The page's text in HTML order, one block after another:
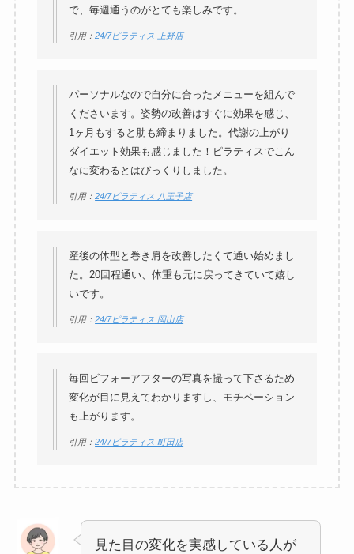
で、毎週通うのがとても楽しみです。
引用：24/7ピラティス 上野店
パーソナルなので自分に合ったメニューを組んで
くださいます。姿勢の改善はすぐに効果を感じ、
1ヶ月もすると肋も締まりました。代謝の上がり
ダイエット効果も感じました！ピラティスでこん
なに変わるとはびっくりしました。
引用：24/7ピラティス 八王子店
産後の体型と巻き肩を改善したくて通い始めまし
た。20回程通い、体重も元に戻ってきていて嬉し
いです。
引用：24/7ピラティス 岡山店
毎回ビフォーアフターの写真を撮って下さるため
変化が目に見えてわかりますし、モチベーション
も上がります。
引用：24/7ピラティス 町田店
見た目の変化を実感している人が